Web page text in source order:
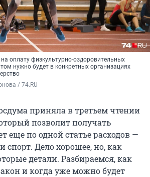
оплату физкультурно-оздоровительных
нужно будет в конкретных организациях
/ 74.RU
приняла в третьем чтении
позволит получать
еще по одной статье расходов —
спорт. Дело хорошее, но, как
детали. Разбираемся, как
и когда уже можно будет